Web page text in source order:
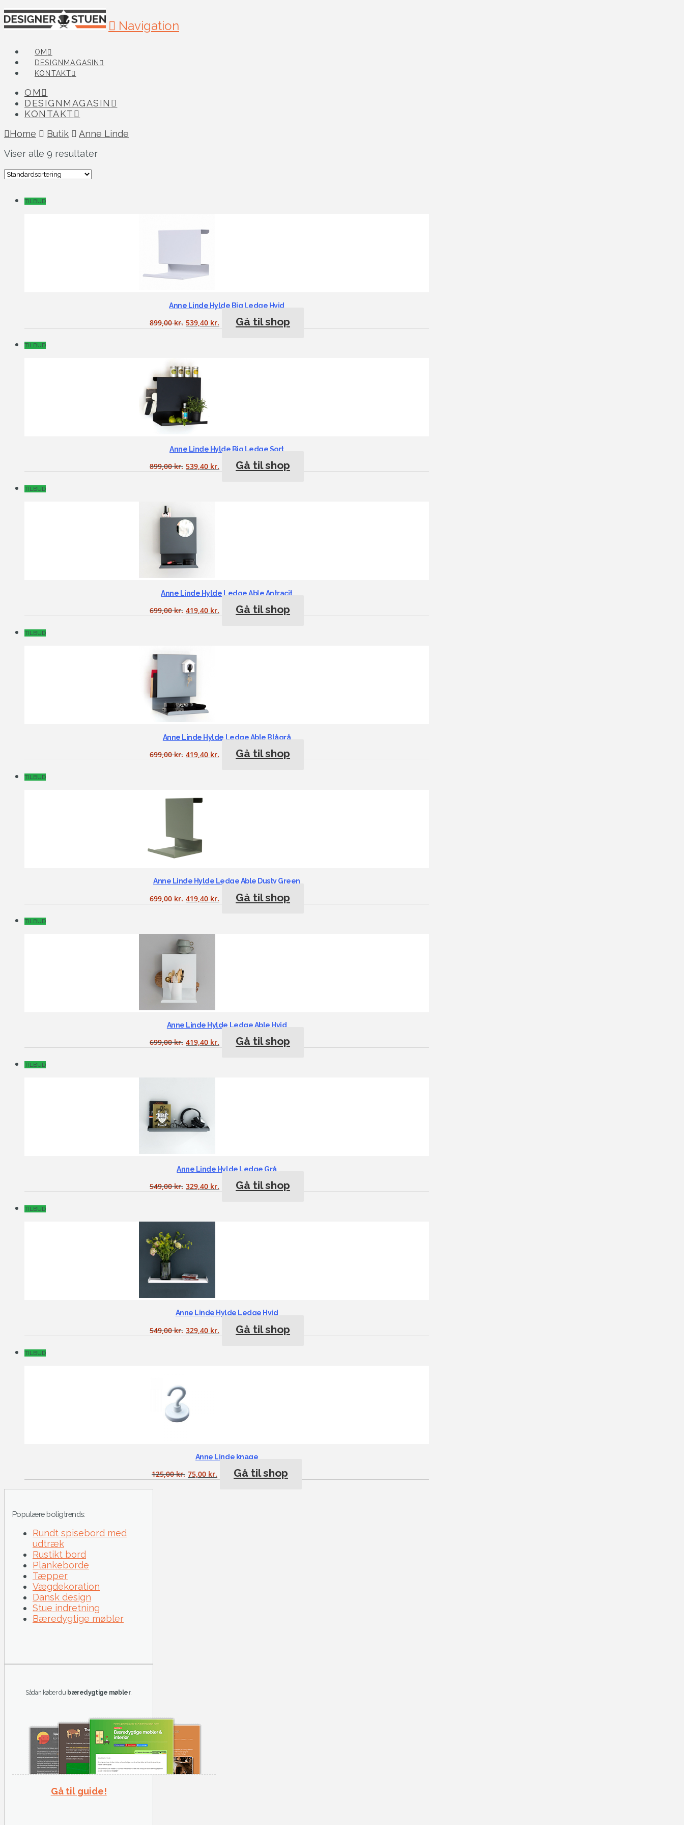
Navigation
OM
DESIGNMAGASIN
KONTAKT
OM
DESIGNMAGASIN
KONTAKT
Home
Butik
Anne Linde
Viser alle 9 resultater
TILBUD
Anne Linde Hylde Big Ledge Hvid
899,00kr. 539,40 kr. Gå til shop
TILBUD
Anne Linde Hylde Big Ledge Sort
899,00kr. 539,40 kr. Gå til shop
TILBUD
Anne Linde Hylde Ledge Able Antracit
699,00kr. 419,40 kr. Gå til shop
TILBUD
Anne Linde Hylde Ledge Able Blågrå
699,00kr. 419,40 kr. Gå til shop
TILBUD
Anne Linde Hylde Ledge Able Dusty Green
699,00kr. 419,40 kr. Gå til shop
TILBUD
Anne Linde Hylde Ledge Able Hvid
699,00kr. 419,40 kr. Gå til shop
TILBUD
Anne Linde Hylde Ledge Grå
549,00kr. 329,40 kr. Gå til shop
TILBUD
Anne Linde Hylde Ledge Hvid
549,00kr. 329,40 kr. Gå til shop
TILBUD
Anne Linde knage
125,00kr. 75,00 kr. Gå til shop
Populære boligtrends:
Rundt spisebord med
udtræk
Rustikt bord
Plankeborde
Tæpper
Vægdekoration
Dansk design
Stue indretning
Bæredygtige møbler
Sådan køber du bæredygtige møbler.
Gå til guide!